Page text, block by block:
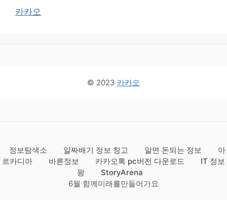
카카오
© 2023 카카오
정보탐색소 알짜배기 정보 창고 알면 돈되는 정보
아
르카디아
바른정보 카카오톡 pc버전 다운로드
IT 정보
왕
StoryArena
6월 함께미래를만들어가요